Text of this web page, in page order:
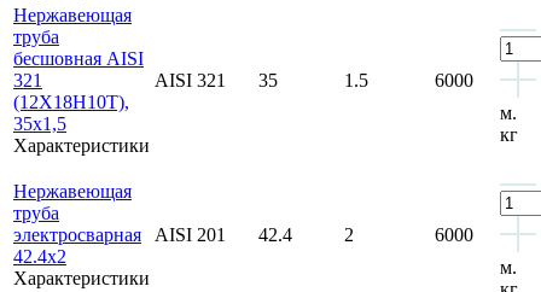
Нержавеющая
труба
бесшовная AISI
321
(12Х18Н10Т),
35х1,5
Характеристики
AISI 321 35 1.5
6000
м.
кг
Нержавеющая
труба
электросварная
42.4x2
Характеристики
AISI 201 42.4 2
6000
м.